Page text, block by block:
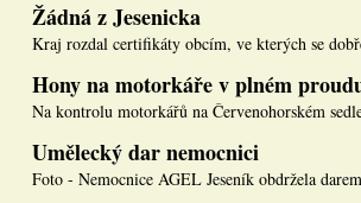
Žádná z Jesenicka
Kraj rozdal certifikáty obcím, ve kterých se
Hony na motorkáře v plném
Na kontrolu motorkářů na Červenohorském
Umělecký dar nemocnici
Foto - Nemocnice AGEL Jeseník obdržela